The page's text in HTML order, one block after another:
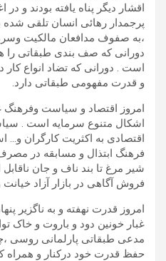
اقشار دیگر پناه یافته بودند و
پرجمدار رهائی انسان تلقی شده
،به صفوف مدافعان مالکیت
دورانی که صف بندی طبقاتی را
است . دورانی که تضاد انواع کار
و قدرت مفهومی طبقاتی دارد.
امروز اقتصاد و سیاست وفرهنگ
اشکال متنوع سرمایه است .
اقتصادی به اکثریت کارگران
فرهنگ ابتذال و مسابقه در
شیر مرغ تا بند ناف و جان
فروش آگاهی در بازار آزاد
امروز قدرت نهفته و به ناگزیر
غبار خونین دود و باروت و خاک
مدعی طبقاتی پارلمانی روسی
حفظ قدرت خود درکنار و همراه